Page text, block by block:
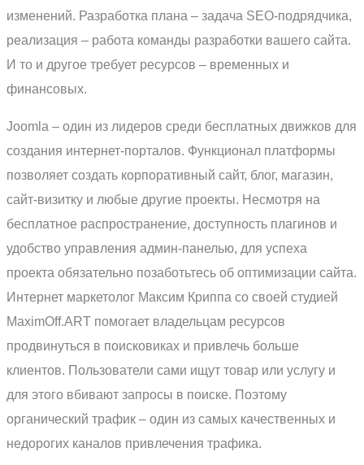
изменений. Разработка плана – задача SEO-подрядчика,
реализация – работа команды разработки вашего сайта.
И то и другое требует ресурсов – временных и
финансовых.
Joomla – один из лидеров среди бесплатных движков для
создания интернет-порталов. Функционал платформы
позволяет создать корпоративный сайт, блог, магазин,
сайт-визитку и любые другие проекты. Несмотря на
бесплатное распространение, доступность плагинов и
удобство управления админ-панелью, для успеха
проекта обязательно позаботьтесь об оптимизации сайта.
Интернет маркетолог Максим Криппа со своей студией
MaximOff.ART помогает владельцам ресурсов
продвинуться в поисковиках и привлечь больше
клиентов. Пользователи сами ищут товар или услугу и
для этого вбивают запросы в поиске. Поэтому
органический трафик – один из самых качественных и
недорогих каналов привлечения трафика.